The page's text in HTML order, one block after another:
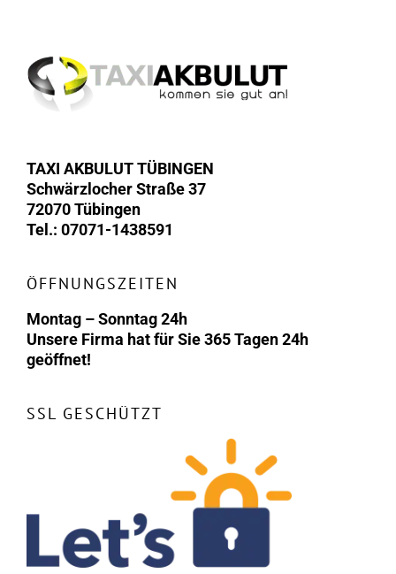
TAXI AKBULUT TÜBINGEN
Schwärzlocher Straße 37
72070 Tübingen
Tel.: 07071-1438591
ÖFFNUNGSZEITEN
Montag – Sonntag 24h
Unsere Firma hat für Sie 365 Tagen 24h
geöffnet!
SSL GESCHÜTZT